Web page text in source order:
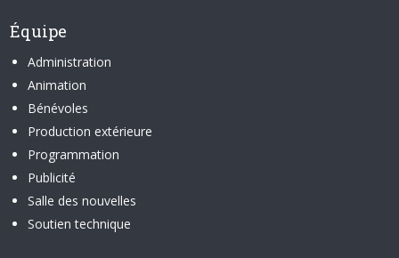
Équipe
Administration
Animation
Bénévoles
Production extérieure
Programmation
Publicité
Salle des nouvelles
Soutien technique